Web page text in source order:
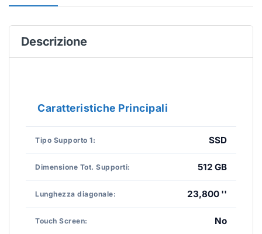
Descrizione
Caratteristiche Principali
Tipo Supporto 1: SSD
Dimensione Tot. Supporti: 512 GB
Lunghezza diagonale: 23,800 ''
Touch Screen: No